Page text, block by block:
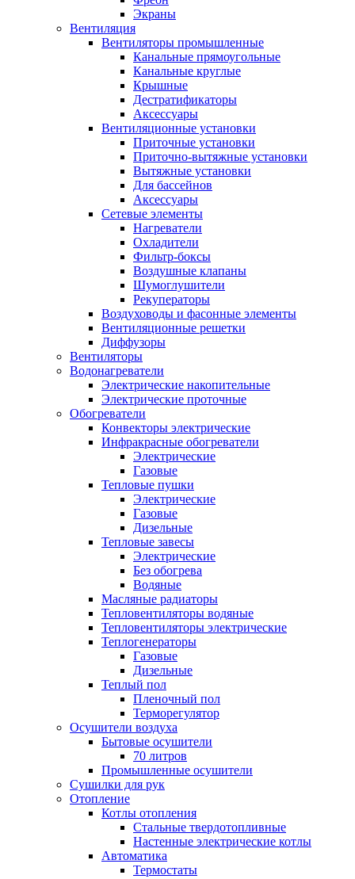
Экраны
Вентиляция
Вентиляторы промышленные
Канальные прямоугольные
Канальные круглые
Крышные
Дестратификаторы
Аксессуары
Вентиляционные установки
Приточные установки
Приточно-вытяжные установки
Вытяжные установки
Для бассейнов
Аксессуары
Сетевые элементы
Нагреватели
Охладители
Фильтр-боксы
Воздушные клапаны
Шумоглушители
Рекуператоры
Воздуховоды и фасонные элементы
Вентиляционные решетки
Диффузоры
Вентиляторы
Водонагреватели
Электрические накопительные
Электрические проточные
Обогреватели
Конвекторы электрические
Инфракрасные обогреватели
Электрические
Газовые
Тепловые пушки
Электрические
Газовые
Дизельные
Тепловые завесы
Электрические
Без обогрева
Водяные
Масляные радиаторы
Тепловентиляторы водяные
Тепловентиляторы электрические
Теплогенераторы
Газовые
Дизельные
Теплый пол
Пленочный пол
Терморегулятор
Осушители воздуха
Бытовые осушители
70 литров
Промышленные осушители
Сушилки для рук
Отопление
Котлы отопления
Стальные твердотопливные
Настенные электрические котлы
Автоматика
Термостаты